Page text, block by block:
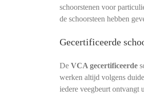
schoorstenen voor
de schoorsteen hebben
Gecertificeerde
De VCA gecertificeerde
werken altijd volgens
iedere veegbeurt ontvangt